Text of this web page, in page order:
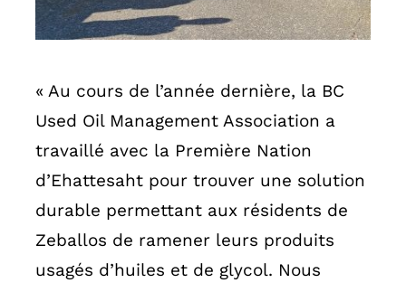
« Au cours de l’année dernière, la BC
Used Oil Management Association a
travaillé avec la Première Nation
d’Ehattesaht pour trouver une solution
durable permettant aux résidents de
Zeballos de ramener leurs produits
usagés d’huiles et de glycol. Nous